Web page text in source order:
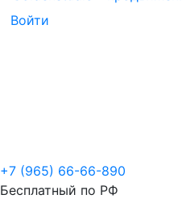
Войти
+7 (965) 66-66-890
Бесплатный по РФ